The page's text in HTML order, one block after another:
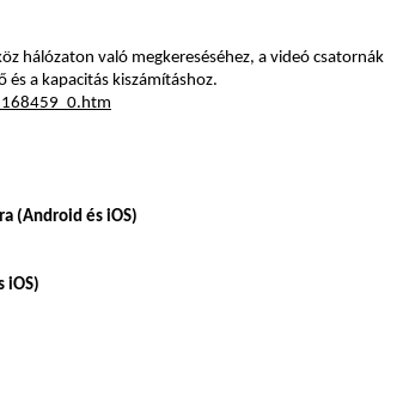
hálózaton való megkereséséhez, a videó csatornák
és a kapacitás kiszámításhoz.
(Android és iOS)
iOS)